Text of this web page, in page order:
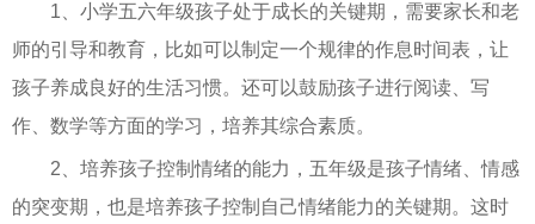
1、小学五六年级孩子处于成长的关键期，需要家长和老
师的引导和教育，比如可以制定一个规律的作息时间表，让
孩子养成良好的生活习惯。还可以鼓励孩子进行阅读、写
作、数学等方面的学习，培养其综合素质。
2、培养孩子控制情绪的能力，五年级是孩子情绪、情感
的突变期，也是培养孩子控制自己情绪能力的关键期。这时